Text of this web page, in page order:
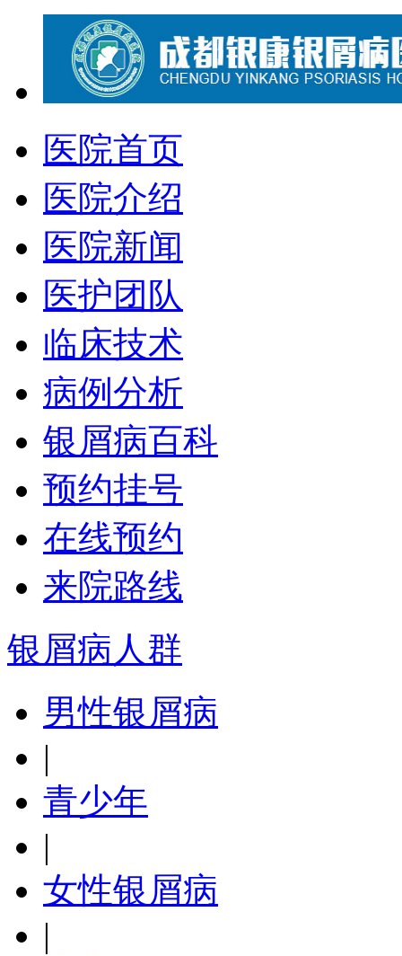
医院首页
医院介绍
医院新闻
医护团队
临床技术
病例分析
银屑病百科
预约挂号
在线预约
来院路线
银屑病人群
男性银屑病
|
青少年
|
女性银屑病
|